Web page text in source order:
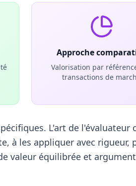
Approche
Valorisation par
transactions de
L'art de l'évaluateur
à les appliquer avec rigueur,
valeur équilibrée et